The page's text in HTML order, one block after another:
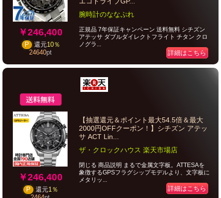
￥246,400
P 還元10％
24640pt
腕時計のななぷれ
正規品 7年保証キャンペーン 送料無料 シチズン
アテッサ ダブルダイレクトフライト チタン クロ
ノグラ...
詳細はこちら
￥246,400
P 還元1％
【抽選還元＆ポイント最大54.5倍＆最大
2000円OFFクーポン！】シチズン アテッ
サ ACT Lin...
ザ・クロックハウス 楽天市場店
閉じる 商品説明 まるで金属文字板。ATTESAを
象徴するGPSフラグシップモデルより、文字板に
メタリッ...
詳細はこちら